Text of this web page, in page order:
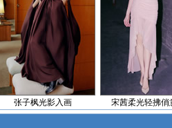
张子枫光影入画 宋茜柔光轻拂俏